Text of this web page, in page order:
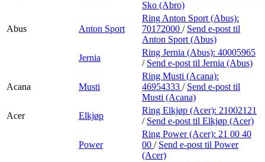
Sko (Abro)
Abus Anton Sport
Ring Anton Sport (Abus):
70172000 / Send e-post til
Anton Sport (Abus)
Jernia
Ring Jernia (Abus): 40005965
/ Send e-post til Jernia (Abus)
Acana Musti
Ring Musti (Acana):
46954333 / Send e-post til
Musti (Acana)
Acer
Elkjøp
Ring Elkjøp (Acer): 21002121
/ Send e-post til Elkjøp (Acer)
Power
Ring Power (Acer): 21 00 40
00 / Send e-post til Power
(Acer)